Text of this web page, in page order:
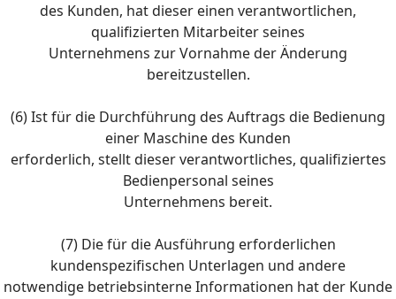
des Kunden, hat dieser einen verantwortlichen,
qualifizierten Mitarbeiter seines
Unternehmens zur Vornahme der Änderung
bereitzustellen.
(6) Ist für die Durchführung des Auftrags die Bedienung
einer Maschine des Kunden
erforderlich, stellt dieser verantwortliches, qualifiziertes
Bedienpersonal seines
Unternehmens bereit.
(7) Die für die Ausführung erforderlichen
kundenspezifischen Unterlagen und andere
notwendige betriebsinterne Informationen hat der Kunde